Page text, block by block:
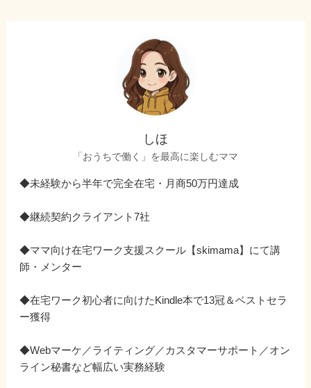
しほ
「おうちで働く」を最高に楽しむママ
◆未経験から半年で完全在宅・月商50万円達成
◆継続契約クライアント7社
◆ママ向け在宅ワーク支援スクール【skimama】にて講
師・メンター
◆在宅ワーク初心者に向けたKindle本で13冠＆ベストセラ
ー獲得
◆Webマーケ／ライティング／カスタマーサポート／オン
ライン秘書など幅広い実務経験